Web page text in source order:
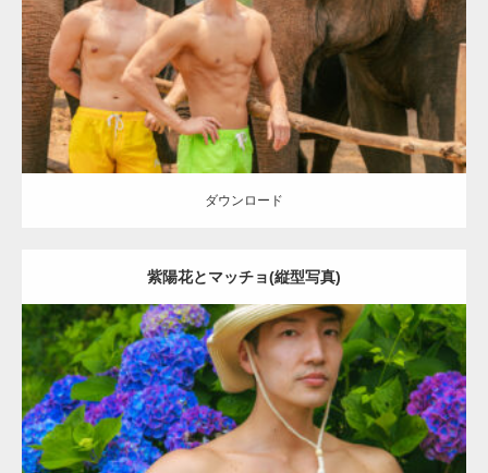
AKIHITO(細マッチョ)
大胸筋 腹筋 チェンマイ(タイ)
ダウンロード
ダウンロード
紫陽花とマッチョ(縦型写真)
Update:2023.02.11
Category: 田植えのマッチョ オレンジの人 AKIHITO(細マッチョ) 上
腕二頭筋 肩 腹筋 大胸筋 糸島 (福岡)